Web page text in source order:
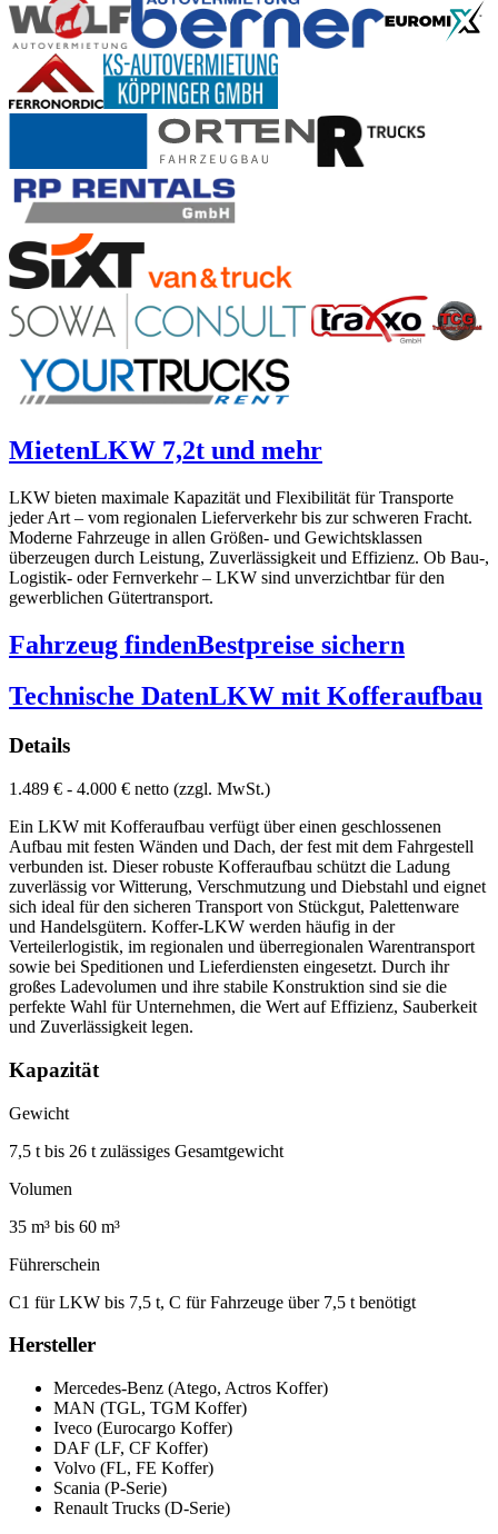
MietenLKW 7,2t und mehr
LKW bieten maximale Kapazität und Flexibilität für Transporte
jeder Art – vom regionalen Lieferverkehr bis zur schweren Fracht.
Moderne Fahrzeuge in allen Größen- und Gewichtsklassen
überzeugen durch Leistung, Zuverlässigkeit und Effizienz. Ob Bau-,
Logistik- oder Fernverkehr – LKW sind unverzichtbar für den
gewerblichen Gütertransport.
Fahrzeug findenBestpreise sichern
Technische DatenLKW mit Kofferaufbau
Details
1.489 € - 4.000 € netto (zzgl. MwSt.)
Ein LKW mit Kofferaufbau verfügt über einen geschlossenen
Aufbau mit festen Wänden und Dach, der fest mit dem Fahrgestell
verbunden ist. Dieser robuste Kofferaufbau schützt die Ladung
zuverlässig vor Witterung, Verschmutzung und Diebstahl und eignet
sich ideal für den sicheren Transport von Stückgut, Palettenware
und Handelsgütern. Koffer-LKW werden häufig in der
Verteilerlogistik, im regionalen und überregionalen Warentransport
sowie bei Speditionen und Lieferdiensten eingesetzt. Durch ihr
großes Ladevolumen und ihre stabile Konstruktion sind sie die
perfekte Wahl für Unternehmen, die Wert auf Effizienz, Sauberkeit
und Zuverlässigkeit legen.
Kapazität
Gewicht
7,5 t bis 26 t zulässiges Gesamtgewicht
Volumen
35 m³ bis 60 m³
Führerschein
C1 für LKW bis 7,5 t, C für Fahrzeuge über 7,5 t benötigt
Hersteller
Mercedes-Benz (Atego, Actros Koffer)
MAN (TGL, TGM Koffer)
Iveco (Eurocargo Koffer)
DAF (LF, CF Koffer)
Volvo (FL, FE Koffer)
Scania (P-Serie)
Renault Trucks (D-Serie)